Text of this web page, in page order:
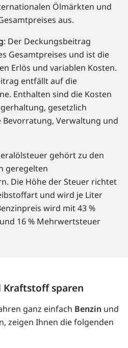
Ölmärkten und
aus.
: Der Deckungsbeitrag
Gesamtpreises und ist die
Erlös und variablen Kosten.
entfällt auf die
Enthalten sind die Kosten
gesetzlich
Bevorratung, Verwaltung und
gehört zu den
geregelten
Die Höhe der Steuer richtet
und wird je Liter
wird mit 43 %
16 % Mehrwertsteuer
Kraftstoff sparen
ganz einfach Benzin und
zeigen Ihnen die folgenden